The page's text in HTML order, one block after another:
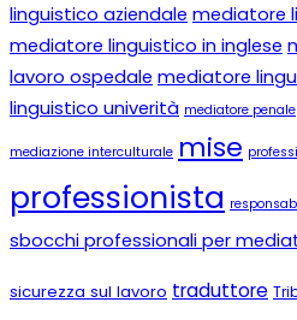
linguistico aziendale mediatore
mediatore linguistico in inglese
lavoro ospedale mediatore
linguistico univerità mediatore penale
mediazione interculturale mise
professionista
sbocchi professionali per
sicurezza sul lavoro traduttore